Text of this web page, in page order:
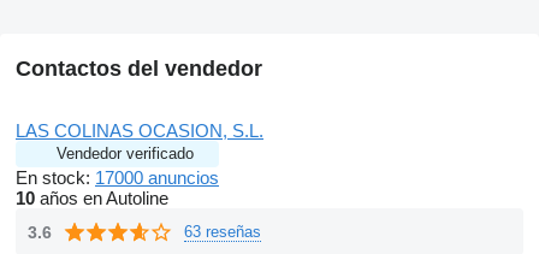
Contactos del vendedor
LAS COLINAS OCASION, S.L.
Vendedor verificado
En stock: 17000 anuncios
10 años en Autoline
3.6 63 reseñas